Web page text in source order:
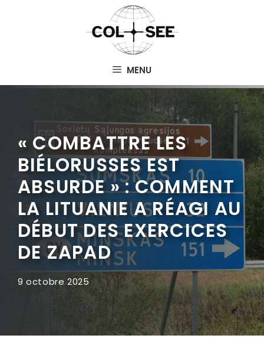
MENU
« COMBATTRE LES
BIÉLORUSSES EST
ABSURDE » : COMMENT
LA LITUANIE A RÉAGI AU
DÉBUT DES EXERCICES
DE ZAPAD
9 octobre 2025